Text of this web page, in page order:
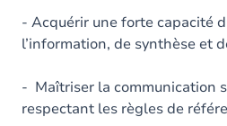
- Acquérir une forte capacité
l’information, de synthèse et
- Maîtriser la communication
respectant les règles de